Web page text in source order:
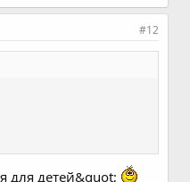
#12
для детей&quot;